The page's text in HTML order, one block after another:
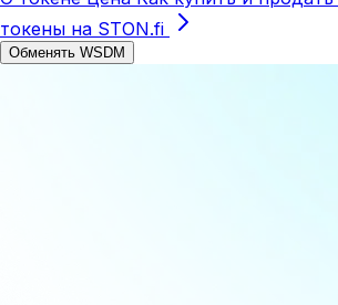
токены на STON.fi
Обменять WSDM